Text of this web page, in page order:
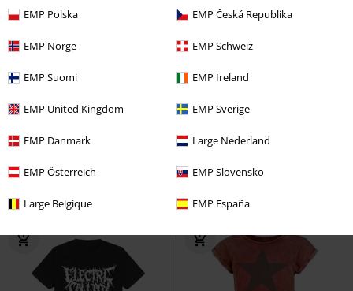
EMP Polska EMP Česká Republika
EMP Norge EMP Schweiz
EMP Suomi EMP Ireland
EMP United Kingdom EMP Sverige
EMP Danmark Large Nederland
EMP Österreich EMP Slovensko
Large Belgique EMP España
-18%
Exclusief
€ 30,99
Dunedain
T-shirt
-30%
Exclusief
Vanaf€ 22,94
Rebel Soul
EMP
T-shirt